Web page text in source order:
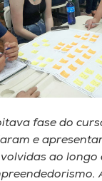
fase do
e
ao longo